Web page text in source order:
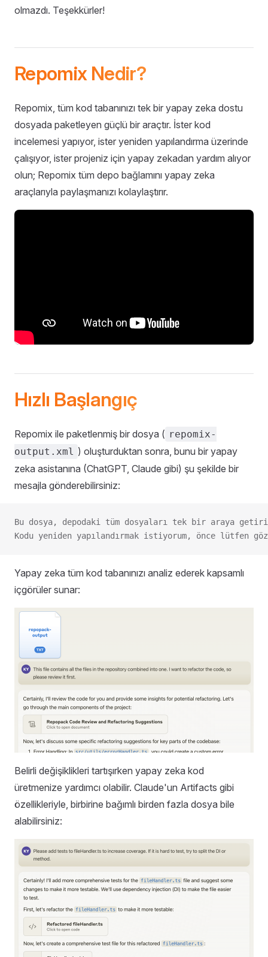
olmazdı. Teşekkürler!
Repomix Nedir?
Repomix, tüm kod tabanınızı tek bir yapay zeka dostu
dosyada paketleyen güçlü bir araçtır. İster kod
incelemesi yapıyor, ister yeniden yapılandırma üzerinde
çalışıyor, ister projeniz için yapay zekadan yardım alıyor
olun; Repomix tüm depo bağlamını yapay zeka
araçlarıyla paylaşmanızı kolaylaştırır.
Hızlı Başlangıç
Repomix ile paketlenmiş bir dosya ( repomix-
output.xml ) oluşturduktan sonra, bunu bir yapay
zeka asistanına (ChatGPT, Claude gibi) şu şekilde bir
mesajla gönderebilirsiniz:
Bu dosya, depodaki tüm dosyaları tek bir araya
Kodu yeniden yapılandırmak istiyorum, önce lütfen
Yapay zeka tüm kod tabanınızı analiz ederek kapsamlı
içgörüler sunar:
Belirli değişiklikleri tartışırken yapay zeka kod
üretmenize yardımcı olabilir. Claude'un Artifacts gibi
özellikleriyle, birbirine bağımlı birden fazla dosya bile
alabilirsiniz: